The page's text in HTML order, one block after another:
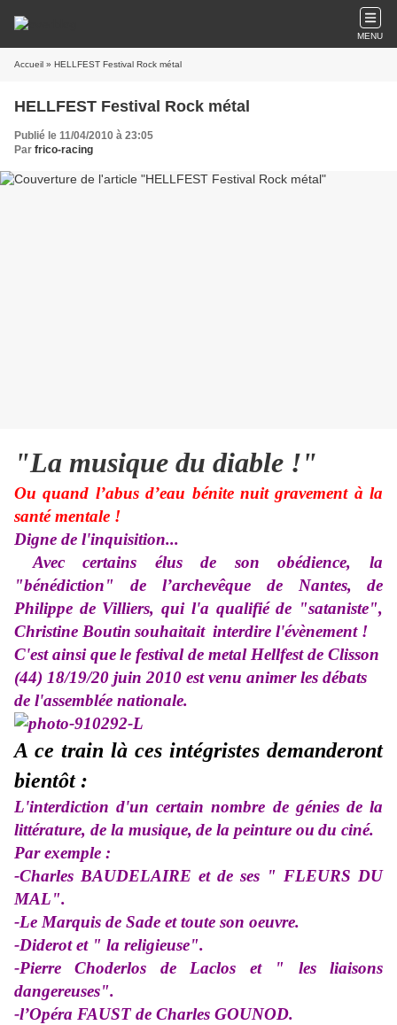
MENU
Accueil » HELLFEST Festival Rock métal
HELLFEST Festival Rock métal
Publié le 11/04/2010 à 23:05
Par frico-racing
"La musique du diable !"
Ou quand l’abus d’eau bénite nuit gravement à la
santé mentale !
Digne de l'inquisition...
Avec certains élus de son obédience, la
"bénédiction" de l’archevêque de Nantes,
de
Philippe de Villiers, qui l'a qualifié de "sataniste",
Christine Boutin souhaitait interdire l'évènement !
C'est ainsi quele festival de metal Hellfest de Clisson
(44) 18/19/20 juin 2010 est venu animer les débats
de l'assemblée nationale.
A ce train là ces intégristes demanderont
bientôt :
L'interdiction d'un certain nombre de génies de la
littérature, de la musique, de la peinture ou du ciné.
Par exemple :
-Charles BAUDELAIRE et de ses " FLEURS DU
MAL".
-Le Marquis de Sade et toute son oeuvre.
-Diderot et " la religieuse".
-Pierre Choderlos de Laclos et " les liaisons
dangereuses".
-l’Opéra FAUST de Charles GOUNOD.